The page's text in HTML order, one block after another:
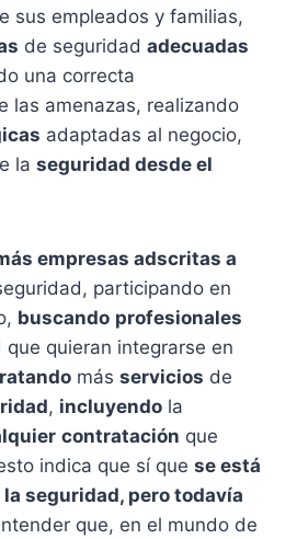
sus empleados y familias,
de seguridad adecuadas
una correcta
las amenazas, realizando
adaptadas al negocio,
la seguridad desde el
empresas adscritas a
participando en
buscando profesionales
quieran integrarse en
más servicios de
, incluyendo la
contratación que
indica que sí que se está
seguridad, pero todavía
que, en el mundo de